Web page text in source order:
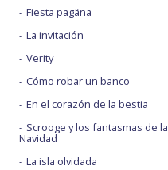
Fiesta pagäna
La invitación
Verity
Cómo robar un banco
En el corazón de la bestia
Scrooge y los fantasmas de la
Navidad
La isla olvidada